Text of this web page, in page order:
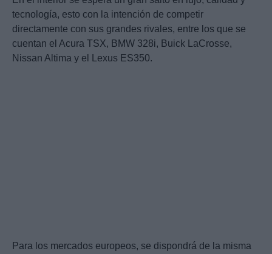
tecnología, esto con la intención de competir
directamente con sus grandes rivales, entre los que se
cuentan el Acura TSX, BMW 328i, Buick LaCrosse,
Nissan Altima y el Lexus ES350.
Para los mercados europeos, se dispondrá de la misma